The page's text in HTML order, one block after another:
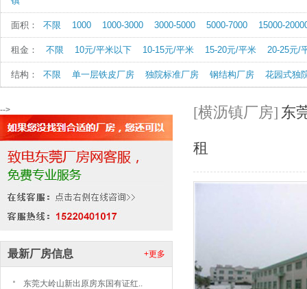
面积： 不限 1000 1000-3000 3000-5000 5000-7000 15000-
租金： 不限 10元/平米以下 10-15元/平米 15-20元/平米 20-25元/
结构： 不限 单一层铁皮厂房 独院标准厂房 钢结构厂房 花园式独
-->
+更多
最新厂房信息
东莞大岭山新出原房东国有证红..
[横沥镇厂房] 东
租